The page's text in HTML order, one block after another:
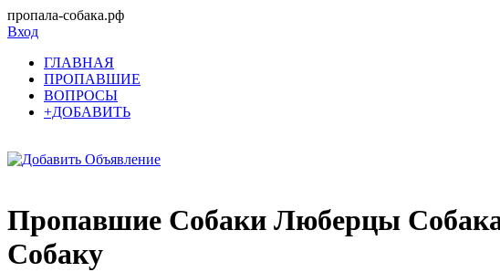
пропала-собака.рф
Вход
ГЛАВНАЯ
ПРОПАВШИЕ
ВОПРОСЫ
+ДОБАВИТЬ
Пропавшие Собаки Люберцы
Собаку